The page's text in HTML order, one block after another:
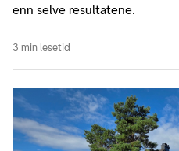
enn selve resultatene.
3 min lesetid